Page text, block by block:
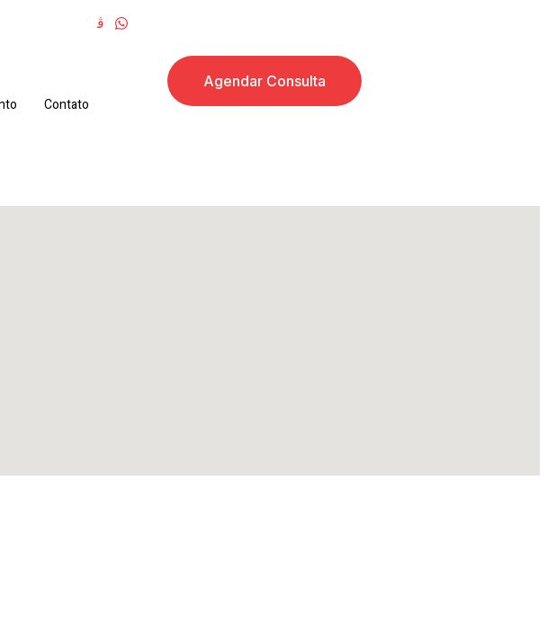
Contato
Agendar Consulta